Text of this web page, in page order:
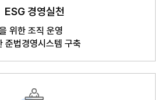
ESG 경영실천
위한 조직 운영
준법경영시스템 구축